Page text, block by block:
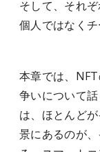
そして、それ
個人ではなく
本章では、
争いについて
は、ほとんど
景にあるのが